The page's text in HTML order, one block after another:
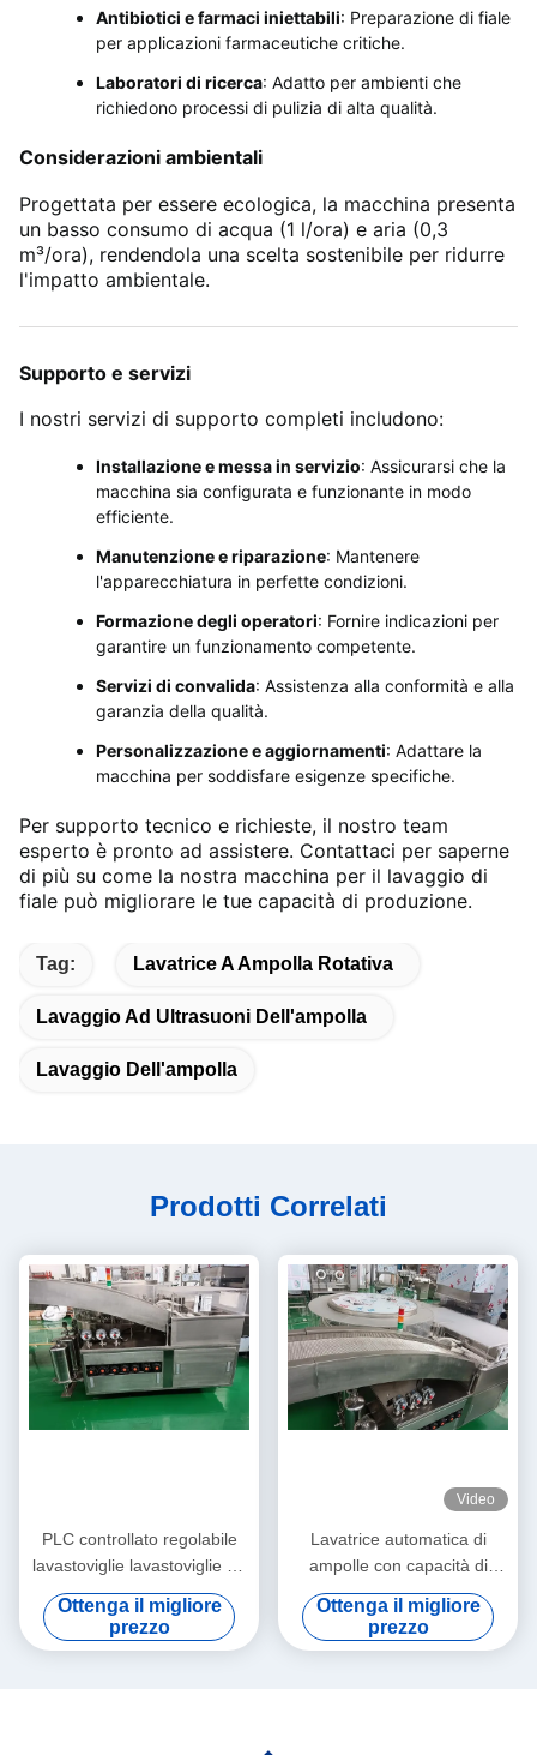
Antibiotici e farmaci iniettabili: Preparazione di fiale
per applicazioni farmaceutiche critiche.
Laboratori di ricerca: Adatto per ambienti che
richiedono processi di pulizia di alta qualità.
Considerazioni ambientali
Progettata per essere ecologica, la macchina presenta
un basso consumo di acqua (1 l/ora) e aria (0,3
m³/ora), rendendola una scelta sostenibile per ridurre
l'impatto ambientale.
Supporto e servizi
I nostri servizi di supporto completi includono:
Installazione e messa in servizio: Assicurarsi che la
macchina sia configurata e funzionante in modo
efficiente.
Manutenzione e riparazione: Mantenere
l'apparecchiatura in perfette condizioni.
Formazione degli operatori: Fornire indicazioni per
garantire un funzionamento competente.
Servizi di convalida: Assistenza alla conformità e alla
garanzia della qualità.
Personalizzazione e aggiornamenti: Adattare la
macchina per soddisfare esigenze specifiche.
Per supporto tecnico e richieste, il nostro team
esperto è pronto ad assistere. Contattaci per saperne
di più su come la nostra macchina per il lavaggio di
fiale può migliorare le tue capacità di produzione.
Tag: Lavatrice A Ampolla Rotativa
Lavaggio Ad Ultrasuoni Dell'ampolla
Lavaggio Dell'ampolla
Prodotti Correlati
PLC controllato regolabile
lavastoviglie lavastoviglie ad
alta velocità apparecchiature
per il lavaggio delle ampolle
per prodotti farmaceutici
Ottenga il migliore
prezzo
Video
Lavatrice automatica di
ampolle con capacità di
lavaggio ad ultrasuoni 16000
ampolle/ora
Ottenga il migliore
prezzo